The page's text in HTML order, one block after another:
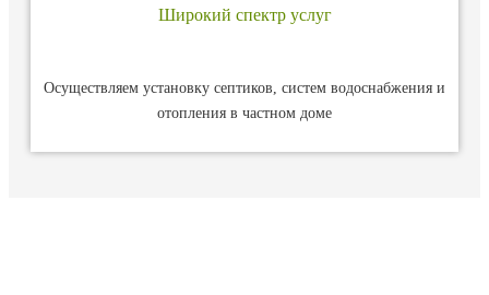
Широкий спектр услуг
Осуществляем установку септиков, систем водоснабжения и
отопления в частном доме